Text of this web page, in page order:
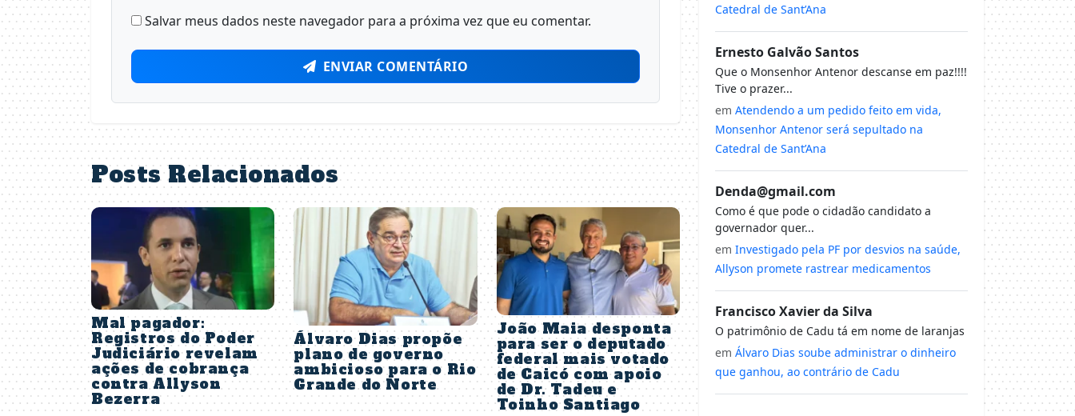
Salvar meus dados neste navegador para a próxima vez que eu comentar.
ENVIAR COMENTÁRIO
Posts Relacionados
Mal pagador:
Registros do Poder
Judiciário revelam
ações de cobrança
contra Allyson
Bezerra
Álvaro Dias propõe
plano de governo
ambicioso para o Rio
Grande do Norte
João Maia desponta
para ser o deputado
federal mais votado
de Caicó com apoio
de Dr. Tadeu e
Toinho Santiago
Catedral de Sant’Ana
Ernesto Galvão Santos
Que o Monsenhor Antenor descanse em paz!!!!
Tive o prazer...
em Atendendo a um pedido feito em vida,
Monsenhor Antenor será sepultado na
Catedral de Sant’Ana
Denda@gmail.com
Como é que pode o cidadão candidato a
governador quer...
em Investigado pela PF por desvios na saúde,
Allyson promete rastrear medicamentos
Francisco Xavier da Silva
O patrimônio de Cadu tá em nome de laranjas
em Álvaro Dias soube administrar o dinheiro
que ganhou, ao contrário de Cadu